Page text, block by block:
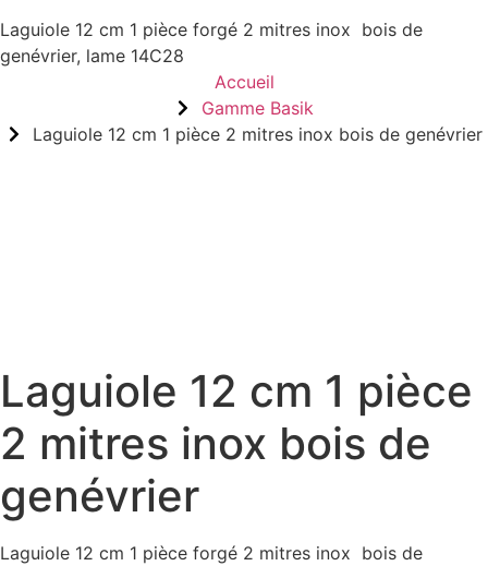
Laguiole 12 cm 1 pièce forgé 2 mitres inox bois de
genévrier, lame 14C28
Accueil
Gamme Basik
Laguiole 12 cm 1 pièce 2 mitres inox bois de genévrier
Laguiole 12 cm 1 pièce
2 mitres inox bois de
genévrier
Laguiole 12 cm 1 pièce forgé 2 mitres inox bois de